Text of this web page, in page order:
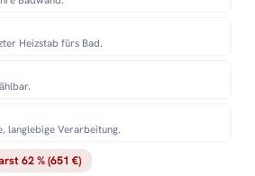
62 % (651 €)
Heizstab fürs Bad.
langlebige Verarbeitung.